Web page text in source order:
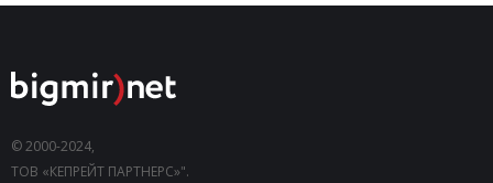
© 2000-2024,
ТОВ «КЕПРЕЙТ ПАРТНЕРС»".